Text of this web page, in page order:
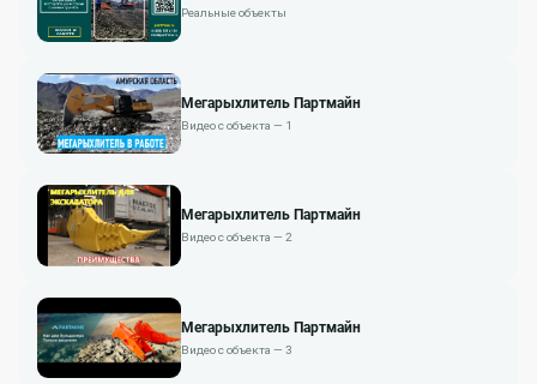
Реальные объекты
Мегарыхлитель Партмайн
Видео с объекта — 1
Мегарыхлитель Партмайн
Видео с объекта — 2
Мегарыхлитель Партмайн
Видео с объекта — 3